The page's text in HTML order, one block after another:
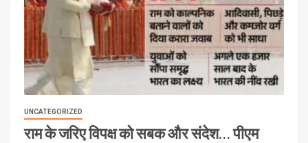
UNCATEGORIZED
राम के जरिए विपक्ष को सबक और संदेश… पीएम